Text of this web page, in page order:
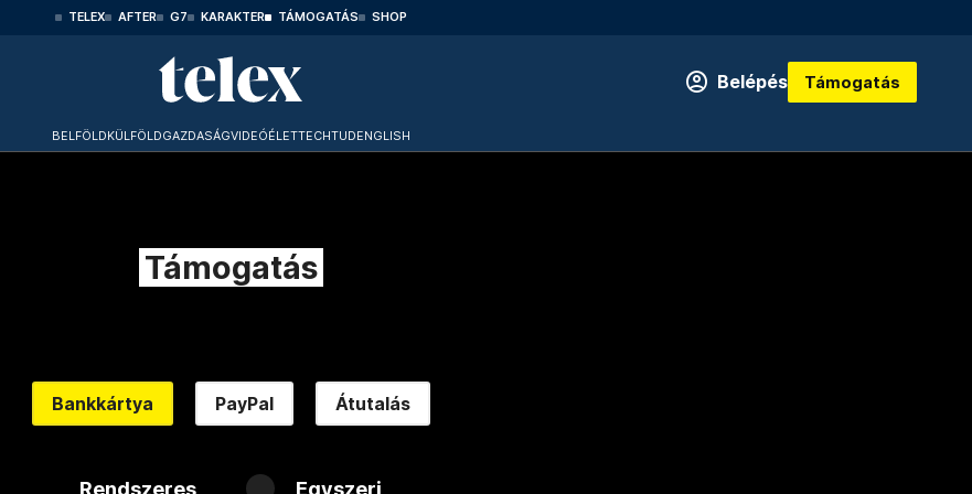
TELEX AFTER G7 KARAKTER TÁMOGATÁS SHOP
Belépés Támogatás
BELFÖLDKÜLFÖLDGAZDASÁGVIDEÓÉLETTECHTUDENGLISH
Támogatás
Bankkártya PayPal Átutalás
Rendszeres Egyszeri